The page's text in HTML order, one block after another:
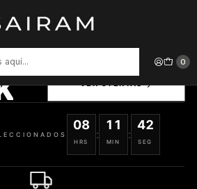
0
PURE CRYSTAL UNISEX EDP 100 ML
SELECCIONADOS
08
HRS
:
11
MIN
:
41
SEG